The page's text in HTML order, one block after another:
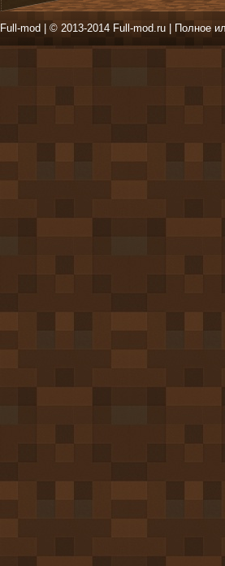
Full-mod | © 2013-2014 Full-mod.ru | Полное